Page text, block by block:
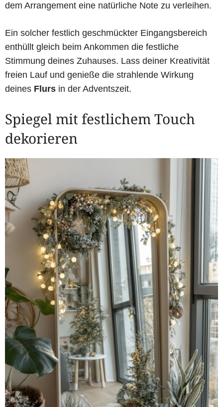
dem Arrangement eine natürliche Note zu verleihen.
Ein solcher festlich geschmückter Eingangsbereich
enthüllt gleich beim Ankommen die festliche
Stimmung deines Zuhauses. Lass deiner Kreativität
freien Lauf und genieße die strahlende Wirkung
deines Flurs in der Adventszeit.
Spiegel mit festlichem Touch
dekorieren